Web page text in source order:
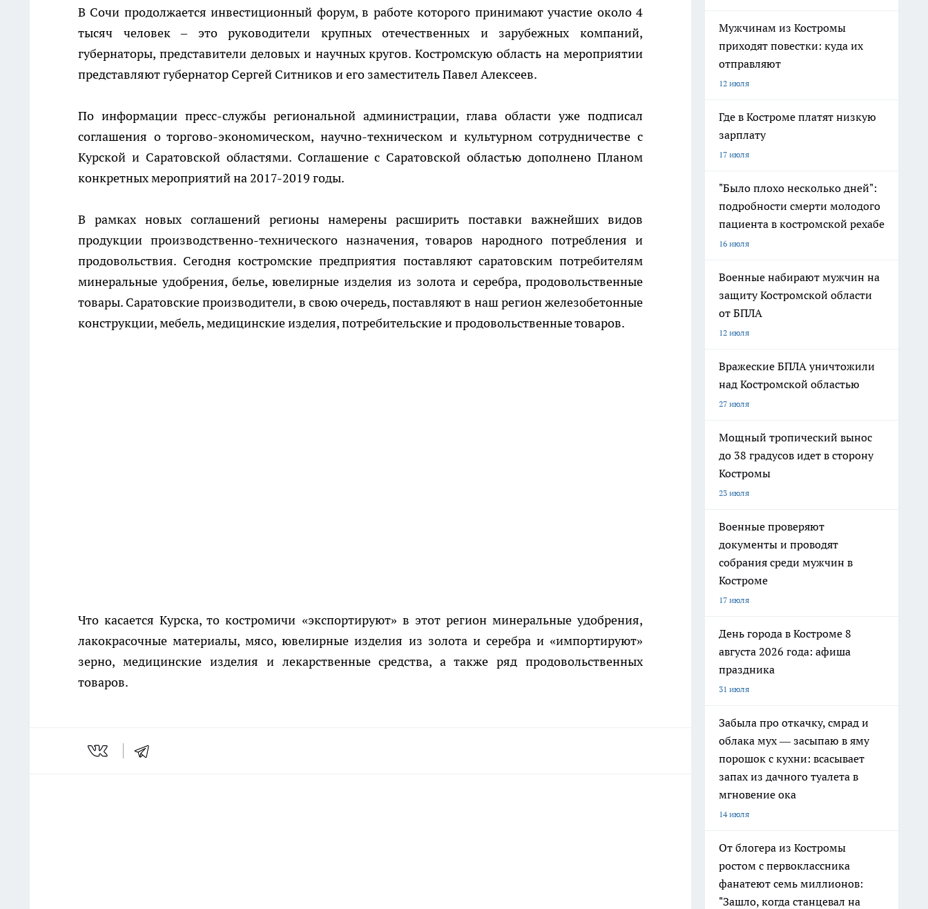
В Сочи продолжается инвестиционный форум, в работе которого принимают участие около 4
тысяч человек – это руководители крупных отечественных и зарубежных компаний,
губернаторы, представители деловых и научных кругов. Костромскую область на мероприятии
представляют губернатор Сергей Ситников и его заместитель Павел Алексеев.
По информации пресс-службы региональной администрации, глава области уже подписал
соглашения о торгово-экономическом, научно-техническом и культурном сотрудничестве с
Курской и Саратовской областями. Соглашение с Саратовской областью дополнено Планом
конкретных мероприятий на 2017-2019 годы.
В рамках новых соглашений регионы намерены расширить поставки важнейших видов
продукции производственно-технического назначения, товаров народного потребления и
продовольствия. Сегодня костромские предприятия поставляют саратовским потребителям
минеральные удобрения, белье, ювелирные изделия из золота и серебра, продовольственные
товары. Саратовские производители, в свою очередь, поставляют в наш регион железобетонные
конструкции, мебель, медицинские изделия, потребительские и продовольственные товаров.
Что касается Курска, то костромичи «экспортируют» в этот регион минеральные удобрения,
лакокрасочные материалы, мясо, ювелирные изделия из золота и серебра и «импортируют»
зерно, медицинские изделия и лекарственные средства, а также ряд продовольственных
товаров.
Мужчинам из Костромы
приходят повестки: куда их
отправляют
12 июля
Где в Костроме платят низкую
зарплату
17 июля
"Было плохо несколько дней":
подробности смерти молодого
пациента в костромской рехабе
16 июля
Военные набирают мужчин на
защиту Костромской области
от БПЛА
12 июля
Вражеские БПЛА уничтожили
над Костромской областью
27 июля
Мощный тропический вынос
до 38 градусов идет в сторону
Костромы
23 июля
Военные проверяют
документы и проводят
собрания среди мужчин в
Костроме
17 июля
День города в Костроме 8
августа 2026 года: афиша
праздника
31 июля
Забыла про откачку, смрад и
облака мух — засыпаю в яму
порошок с кухни: всасывает
запах из дачного туалета в
мгновение ока
14 июля
От блогера из Костромы
ростом с первоклассника
фанатеют семь миллионов:
"Зашло, когда станцевал на